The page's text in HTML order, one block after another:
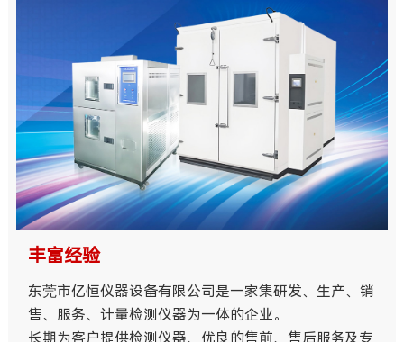
量身定制
亿恒是国内非常专业的环境试验设备的制造商，当您通
过平台咨询过后，2小时内，公司会安排行业专业的工
程师与您沟通。